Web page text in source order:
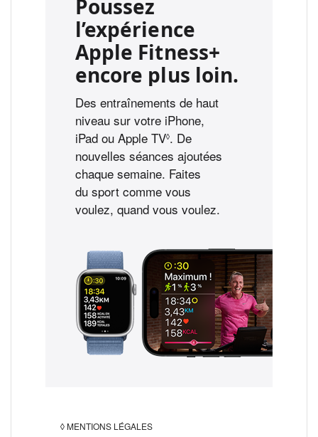
Poussez
l’expérience
Apple Fitness+
encore plus loin.
Des entraînements de haut
niveau sur votre iPhone,
iPad ou Apple TV◊Voir les mentions légales
. De
nouvelles séances ajoutées
chaque semaine. Faites
du sport comme vous
voulez, quand vous voulez.
◊MENTIONS LÉGALES